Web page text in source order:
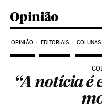
Opinião
OPINIÃO EDITORIAIS COLUNAS
“A notícia é